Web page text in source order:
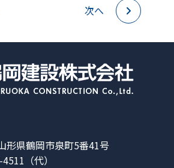
次へ
形県鶴岡市泉町5番41号
（代）